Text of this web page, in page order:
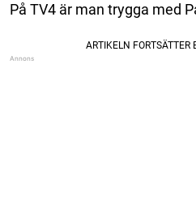
På TV4 är man trygga med